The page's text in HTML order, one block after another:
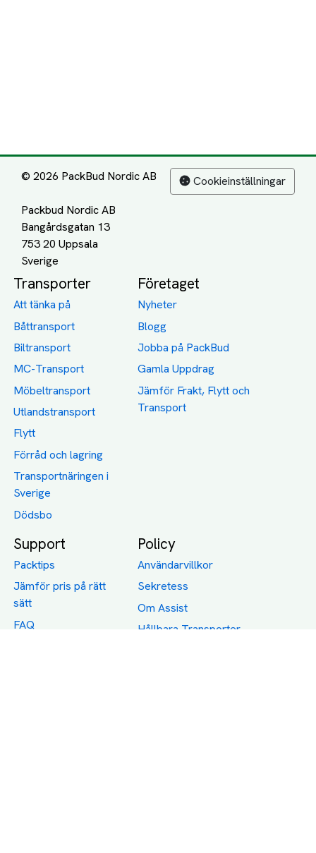
© 2026 PackBud Nordic AB
Packbud Nordic AB
Bangårdsgatan 13
753 20 Uppsala
Cookieinställningar
Transporter
Att tänka på
Båttransport
Biltransport
MC-Transport
Möbeltransport
Utlandstransport
Flytt
Förråd och lagring
Transportnäringen i
Sverige
Dödsbo
Företaget
Nyheter
Blogg
Jobba på PackBud
Gamla Uppdrag
Jämför Frakt, Flytt och
Transport
Support
Packtips
Jämför pris på rätt
sätt
FAQ
Policy
Användarvillkor
Sekretess
Om Assist
Hållbara Transporter